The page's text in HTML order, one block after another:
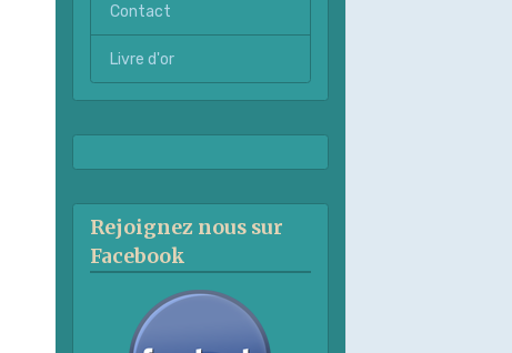
Contact
Livre d'or
Rejoignez nous sur
Facebook